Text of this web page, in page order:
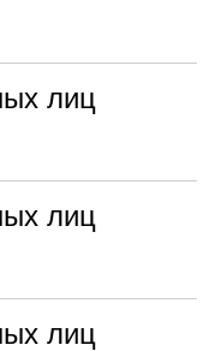
лиц
лиц
лиц